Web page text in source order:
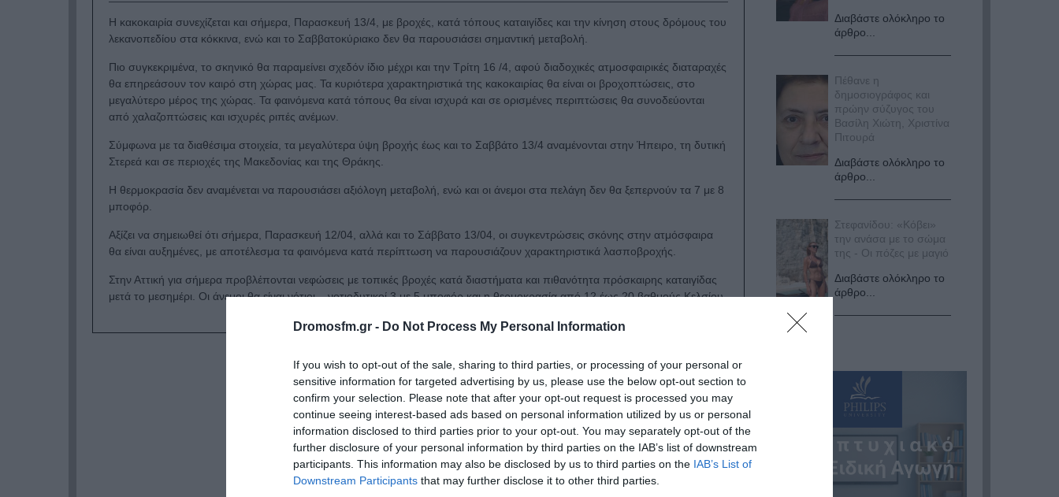
Dromosfm.gr - Do Not Process My Personal Information
If you wish to opt-out of the sale, sharing to third parties, or processing of your personal or
sensitive information for targeted advertising by us, please use the below opt-out section to
confirm your selection. Please note that after your opt-out request is processed you may
continue seeing interest-based ads based on personal information utilized by us or personal
information disclosed to third parties prior to your opt-out. You may separately opt-out of the
further disclosure of your personal information by third parties on the IAB’s list of downstream
participants. This information may also be disclosed by us to third parties on the IAB’s List of
Downstream Participants that may further disclose it to other third parties.
Η κακοκαιρία συνεχίζεται και σήμερα, Παρασκευή 13/4, με βροχές, κατά τόπους καταιγίδες και την κίνηση στους δρόμους του
λεκανοπεδίου στα κόκκινα, ενώ και το Σαββατοκύριακο δεν θα παρουσιάσει σημαντική μεταβολή.
Πιο συγκεκριμένα, το σκηνικό θα παραμείνει σχεδόν ίδιο μέχρι και την Τρίτη 16 /4, αφού διαδοχικές ατμοσφαιρικές διαταραχές
θα επηρεάσουν τον καιρό στη χώρας μας. Τα κυριότερα χαρακτηριστικά της κακοκαιρίας θα είναι οι βροχοπτώσεις, στο
μεγαλύτερο μέρος της χώρας. Τα φαινόμενα κατά τόπους θα είναι ισχυρά και σε ορισμένες περιπτώσεις θα συνοδεύονται
από χαλαζοπτώσεις και ισχυρές ριπές ανέμων.
Σύμφωνα με τα διαθέσιμα στοιχεία, τα μεγαλύτερα ύψη βροχής έως και το Σαββάτο 13/4 αναμένονται στην Ήπειρο, τη δυτική
Στερεά και σε περιοχές της Μακεδονίας και της Θράκης.
Η θερμοκρασία δεν αναμένεται να παρουσιάσει αξιόλογη μεταβολή, ενώ και οι άνεμοι στα πελάγη δεν θα ξεπερνούν τα 7 με 8
μποφόρ.
Αξίζει να σημειωθεί ότι σήμερα, Παρασκευή 12/04, αλλά και το Σάββατο 13/04, οι συγκεντρώσεις σκόνης στην ατμόσφαιρα
θα είναι αυξημένες, με αποτέλεσμα τα φαινόμενα κατά περίπτωση να παρουσιάζουν χαρακτηριστικά λασποβροχής.
Στην Αττική για σήμερα προβλέπονται νεφώσεις με τοπικές βροχές κατά διαστήματα και πιθανότητα πρόσκαιρης καταιγίδας
μετά το μεσημέρι. Οι άνεμοι θα είναι νότιοι – νοτιοδυτικοί 3 με 5 μποφόρ και η θερμοκρασία από 12 έως 20 βαθμούς Κελσίου.
Διαβάστε ολόκληρο το
άρθρο...
Πέθανε η
δημοσιογράφος και
πρώην σύζυγος του
Βασίλη Χιώτη, Χριστίνα
Πιτουρά
Διαβάστε ολόκληρο το
άρθρο...
Στεφανίδου: «Κόβει»
την ανάσα με το σώμα
της - Οι πόζες με μαγιό
Διαβάστε ολόκληρο το
άρθρο...